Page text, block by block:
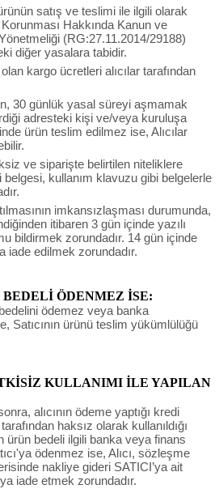
ürünün satış ve teslimi ile ilgili olarak
Hakkında Kanun ve
(RG:27.11.2014/29188)
diğer yasalara tabidir.
kargo ücretleri alıcılar tarafından
30 günlük yasal süreyi aşmamak
adresteki kişi ve/veya kuruluşa
ürün teslim edilmez ise, Alıcılar
ve siparişte belirtilen niteliklere
kullanım klavuzu gibi belgelerle
imkansızlaşması durumunda,
itibaren 3 gün içinde yazılı
bildirmek zorundadır. 14 gün içinde
iade edilmek zorundadır.
ÖDENMEZ İSE:
bedelini ödemez veya banka
Satıcının ürünü teslim yükümlülüğü
KULLANIMI İLE YAPILAN
alıcının ödeme yaptığı kredi
haksız olarak kullanıldığı
ürün bedeli ilgili banka veya finans
ödenmez ise, Alıcı, sözleşme
nakliye gideri SATICI’ya ait
iade etmek zorundadır.